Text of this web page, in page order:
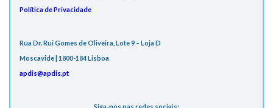
Política de Privacidade
Rua Dr. Rui Gomes de Oliveira, Lote 9 – Loja D
Moscavide | 1800-184 Lisboa
apdis@apdis.pt